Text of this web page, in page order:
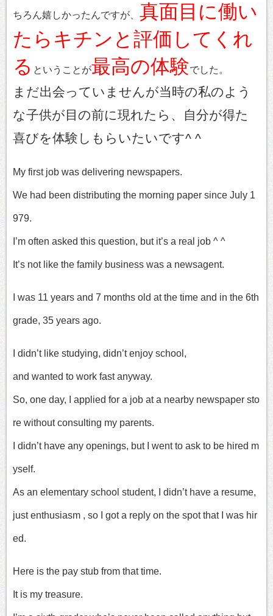
ちろん嬉しかったんですが、 真面目に働い
たらキチンと評価してくれ
る ということが最高の体験でした。
まだ出会っていませんが当時の私のよう
な子供が目の前に現れたら、自分が得た
喜びを体験しもらいたいです^ ^
My first job was delivering newspapers.
We had been distributing the morning paper since July 1
979.
I’m often asked this question, but it’s a real job ^ ^
It’s not like the family business was a newsagent.
I was 11 years and 7 months old at the time and in the 6th
grade, 35 years ago.
I didn’t like studying, didn’t enjoy school,
and wanted to work fast anyway.
So, one day, I applied for a job at a nearby newspaper sto
re without consulting my parents.
I didn’t have any openings, but I went to ask to be hired m
yself.
As an elementary school student, I didn’t have a resume,
just enthusiasm , so I got a reply on the spot that I was hir
ed.
Here is the pay stub from that time.
It is my treasure.